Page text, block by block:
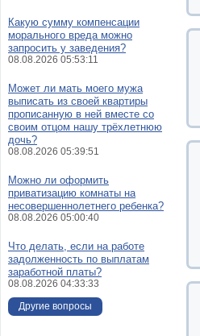
Какую сумму компенсации
морального вреда можно
запросить у заведения?
08.08.2026 05:53:11
Может ли мать моего мужа
выписать из своей квартиры
прописанную в ней вместе со
своим отцом нашу трёхлетнюю
дочь?
08.08.2026 05:39:51
Можно ли оформить
приватизацию комнаты на
несовершеннолетнего ребенка?
08.08.2026 05:00:40
Что делать, если на работе
задолженность по выплатам
заработной платы?
08.08.2026 04:33:33
Другие вопросы